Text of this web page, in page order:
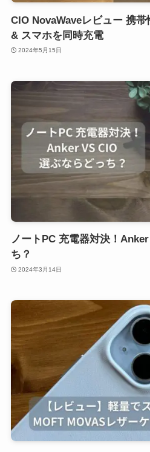
CIO NovaWaveレビュー 携
& スマホを同時充電
2024年5月15日
ノートPC 充電器対決！
ち？
2024年3月14日